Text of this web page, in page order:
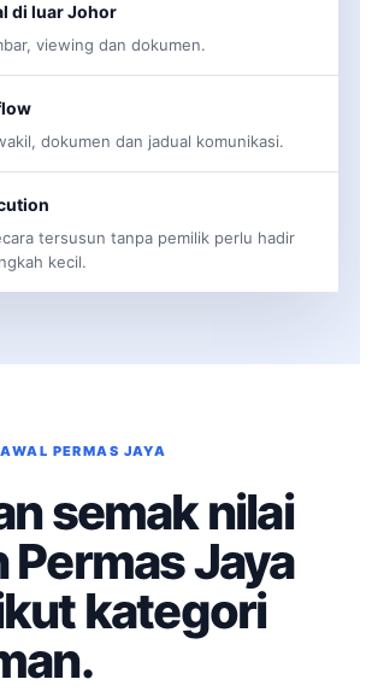
di luar Johor
viewing dan dokumen.
dokumen dan jadual komunikasi.
tersusun tanpa pemilik perlu hadir
kecil.
PERMAS JAYA
semak nilai
Permas Jaya
kategori